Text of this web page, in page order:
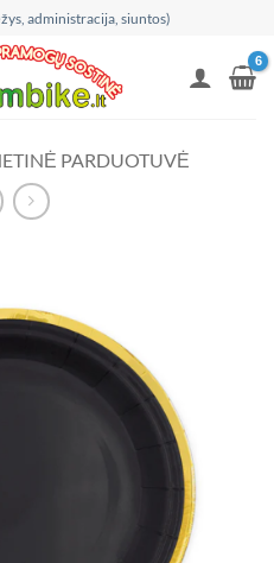
administracija, siuntos)
PARDUOTUVĖ